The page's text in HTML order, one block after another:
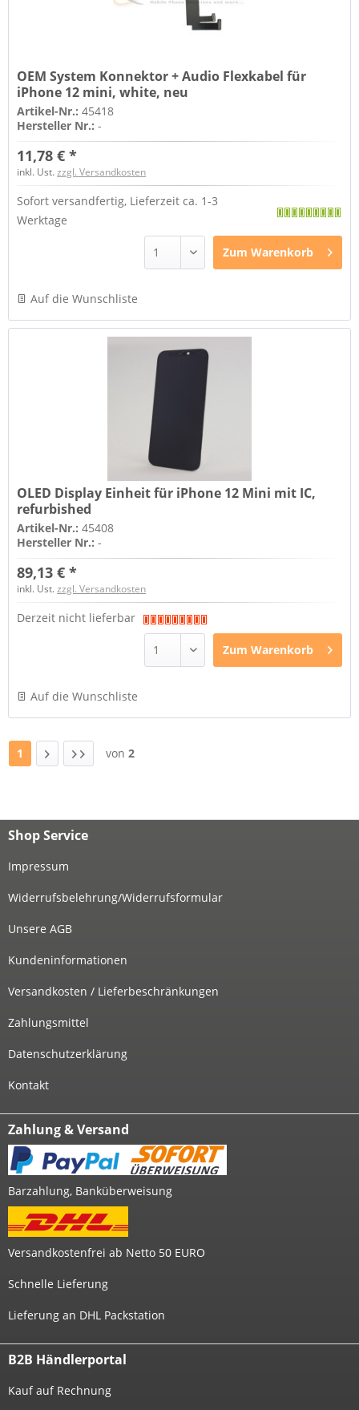
OEM System Konnektor + Audio Flexkabel für
iPhone 12 mini, white, neu
Artikel-Nr.:45418
Hersteller Nr.:-
11,78 € *
inkl. Ust.zzgl. Versandkosten
Sofort versandfertig, Lieferzeit ca. 1-3
Werktage
Zum Warenkorb
Auf die Wunschliste
OLED Display Einheit für iPhone 12 Mini mit IC,
refurbished
Artikel-Nr.:45408
Hersteller Nr.:-
89,13 € *
inkl. Ust.zzgl. Versandkosten
Derzeit nicht lieferbar
Zum Warenkorb
Auf die Wunschliste
1 von 2
Shop Service
Impressum
Widerrufsbelehrung/Widerrufsformular
Unsere AGB
Kundeninformationen
Versandkosten / Lieferbeschränkungen
Zahlungsmittel
Datenschutzerklärung
Kontakt
Zahlung & Versand
Barzahlung, Banküberweisung
Versandkostenfrei ab Netto 50 EURO
Schnelle Lieferung
Lieferung an DHL Packstation
B2B Händlerportal
Kauf auf Rechnung